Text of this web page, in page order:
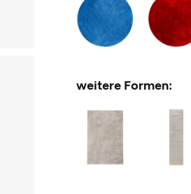
weitere Formen: